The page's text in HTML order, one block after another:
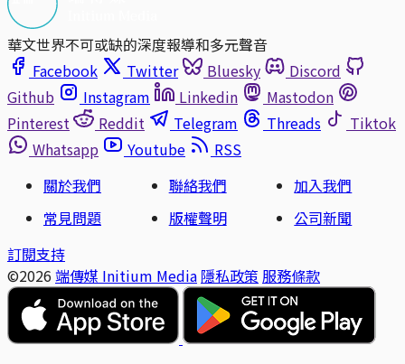
華文世界不可或缺的深度報導和多元聲音
Facebook
Twitter Bluesky
Discord
Github
Instagram Linkedin
Mastodon
Pinterest
Reddit Telegram Threads
Tiktok
Whatsapp
Youtube
RSS
關於我們
聯絡我們
加入我們
常見問題
版權聲明
公司新聞
訂閱支持
©2026 端傳媒 Initium Media 隱私政策 服務條款